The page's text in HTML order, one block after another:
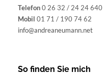
Telefon0 26 32 / 24 24 640
Mobil 01 71 / 190 74 62
info@andreaneumann.net
So finden Sie mich